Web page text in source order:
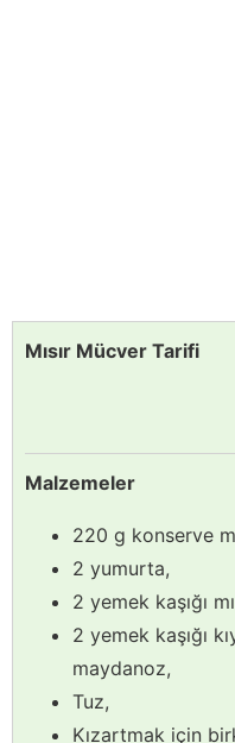
Mısır Mücver Tarifi
Malzemeler
220 g konserve
2 yumurta,
2 yemek kaşığı
2 yemek kaşığı
maydanoz,
Tuz,
Kızartmak için